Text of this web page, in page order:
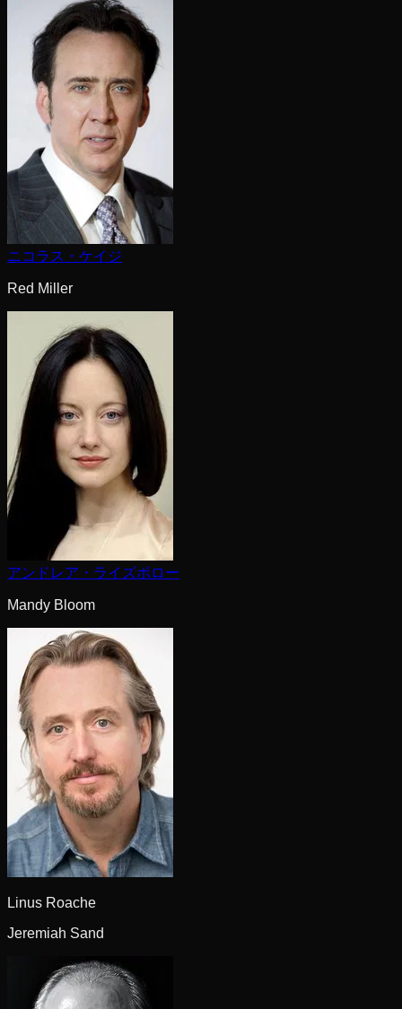
ニコラス・ケイジ
Red Miller
アンドレア・ライズボロー
Mandy Bloom
Linus Roache
Jeremiah Sand